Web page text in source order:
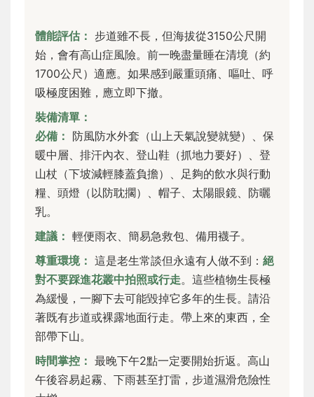
體能評估： 步道雖不長，但海拔從3150公尺開
始，會有高山症風險。前一晚盡量睡在清境（約
1700公尺）適應。如果感到嚴重頭痛、嘔吐、呼
吸極度困難，應立即下撤。
裝備清單：
必備： 防風防水外套（山上天氣說變就變）、保
暖中層、排汗內衣、登山鞋（抓地力要好）、登
山杖（下坡減輕膝蓋負擔）、足夠的飲水與行動
糧、頭燈（以防耽擱）、帽子、太陽眼鏡、防曬
乳。
建議： 輕便雨衣、簡易急救包、備用襪子。
尊重環境： 這是老生常談但永遠有人做不到： 絕
對不要踩進花叢中拍照或行走。這些植物生長極
為緩慢，一腳下去可能毀掉它多年的生長。請沿
著既有步道或裸露地面行走。帶上來的東西，全
部帶下山。
時間掌控： 最晚下午2點一定要開始折返。高山
午後容易起霧、下雨甚至打雷，步道濕滑危險性